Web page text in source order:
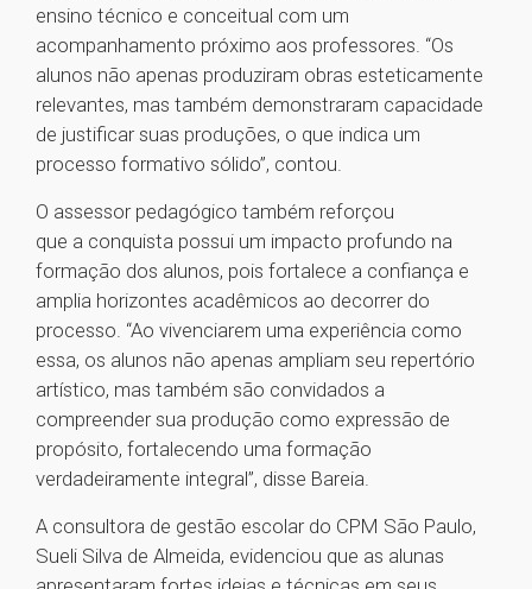
ensino técnico e conceitual com um
acompanhamento próximo aos professores. “Os
alunos não apenas produziram obras esteticamente
relevantes, mas também demonstraram capacidade
de justificar suas produções, o que indica um
processo formativo sólido”, contou.
O assessor pedagógico também reforçou
que a conquista possui um impacto profundo na
formação dos alunos, pois fortalece a confiança e
amplia horizontes acadêmicos ao decorrer do
processo. “Ao vivenciarem uma experiência como
essa, os alunos não apenas ampliam seu repertório
artístico, mas também são convidados a
compreender sua produção como expressão de
propósito, fortalecendo uma formação
verdadeiramente integral”, disse Bareia.
A consultora de gestão escolar do CPM São Paulo,
Sueli Silva de Almeida, evidenciou que as alunas